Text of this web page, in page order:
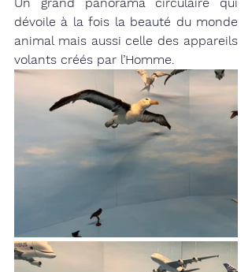
dévoile à la fois la beauté du monde
animal mais aussi celle des appareils
volants créés par l’Homme.